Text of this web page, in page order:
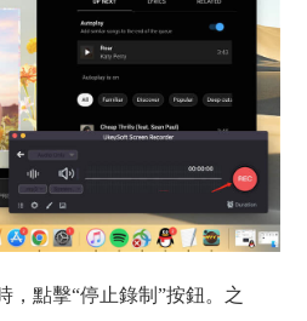
，點擊“停止錄制”按鈕。之